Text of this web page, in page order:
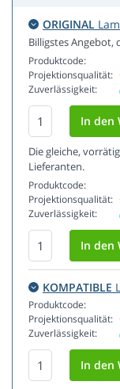
ORIGINAL
Billigstes Angebot,
Produktcode:
Projektionsqualität:
Zuverlässigkeit:
Die gleiche,
Lieferanten.
Produktcode:
Projektionsqualität:
Zuverlässigkeit:
KOMPATIBLE
Produktcode:
Projektionsqualität:
Zuverlässigkeit: